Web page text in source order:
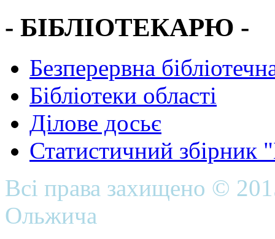
- БІБЛІОТЕКАРЮ -
Безперервна
Бібліотеки області
Ділове досьє
Статистичний
Всі права захищено ©
Ольжича